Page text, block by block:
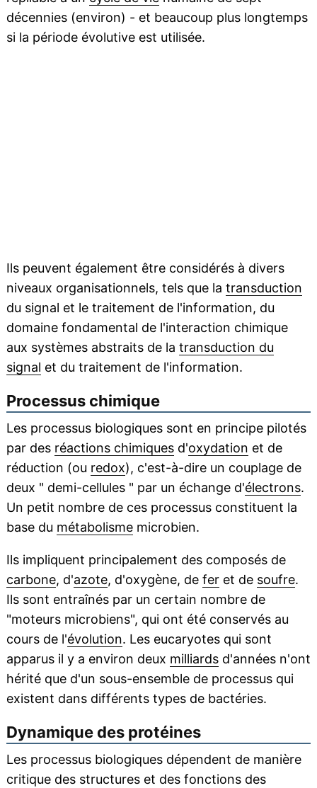
décennies (environ) - et beaucoup plus longtemps
si la période évolutive est utilisée.
Ils peuvent également être considérés à divers
niveaux organisationnels, tels que la transduction
du signal et le traitement de l'information, du
domaine fondamental de l'interaction chimique
aux systèmes abstraits de la transduction du
signal et du traitement de l'information.
Processus chimique
Les processus biologiques sont en principe pilotés
par des réactions chimiquesd'oxydation et de
réduction (ou redox), c'est-à-dire un couplage de
deux " demi-cellules " par un échange d'électrons.
Un petit nombre de ces processus constituent la
base du métabolismemicrobien.
Ils impliquent principalement des composés de
carbone, d'azote, d'oxygène, de feret de soufre.
Ils sont entraînés par un certain nombre de
"moteurs microbiens", qui ont été conservés au
cours de l'évolution. Les eucaryotes qui sont
apparus il y a environ deux milliardsd'années n'ont
hérité que d'un sous-ensemble de processus qui
existent dans différents types de bactéries.
Dynamique des protéines
Les processus biologiques dépendent de manière
critique des structures et des fonctions des